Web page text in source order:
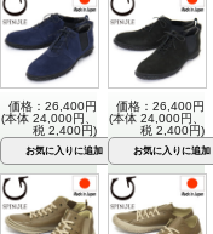
価格：26,400円
(本体 24,000円、
税 2,400円)
価格：26,400円
(本体 24,000円、
税 2,400円)